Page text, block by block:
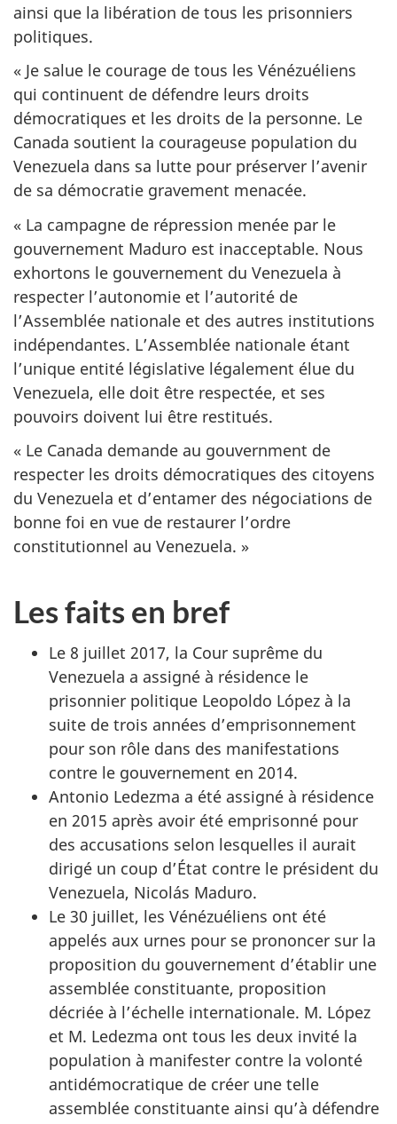
ainsi que la libération de tous les prisonniers
politiques.
« Je salue le courage de tous les Vénézuéliens
qui continuent de défendre leurs droits
démocratiques et les droits de la personne. Le
Canada soutient la courageuse population du
Venezuela dans sa lutte pour préserver l’avenir
de sa démocratie gravement menacée.
« La campagne de répression menée par le
gouvernement Maduro est inacceptable. Nous
exhortons le gouvernement du Venezuela à
respecter l’autonomie et l’autorité de
l’Assemblée nationale et des autres institutions
indépendantes. L’Assemblée nationale étant
l’unique entité législative légalement élue du
Venezuela, elle doit être respectée, et ses
pouvoirs doivent lui être restitués.
« Le Canada demande au gouvernment de
respecter les droits démocratiques des citoyens
du Venezuela et d’entamer des négociations de
bonne foi en vue de restaurer l’ordre
constitutionnel au Venezuela. »
Les faits en bref
Le 8 juillet 2017, la Cour suprême du
Venezuela a assigné à résidence le
prisonnier politique Leopoldo López à la
suite de trois années d’emprisonnement
pour son rôle dans des manifestations
contre le gouvernement en 2014.
Antonio Ledezma a été assigné à résidence
en 2015 après avoir été emprisonné pour
des accusations selon lesquelles il aurait
dirigé un coup d’État contre le président du
Venezuela, Nicolás Maduro.
Le 30 juillet, les Vénézuéliens ont été
appelés aux urnes pour se prononcer sur la
proposition du gouvernement d’établir une
assemblée constituante, proposition
décriée à l’échelle internationale. M. López
et M. Ledezma ont tous les deux invité la
population à manifester contre la volonté
antidémocratique de créer une telle
assemblée constituante ainsi qu’à défendre